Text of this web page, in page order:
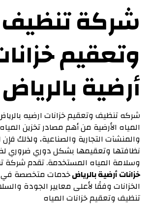
شركة تنظيف
وتعقيم
أرضية بالرياض
شركه تنظيف وتعقيم خزانات ارضيه
المياه الأرضية من أهم مصادر تخزين
والمنشآت التجارية والصناعية، ولذلك
نظافتها وتعقيمها بشكل دوري ضروري
وسلامة المياه المستخدمة. تقدم شركة
خزانات أرضية بالرياضخدمات متخصصة في
الخزانات وفقًا لأعلى معايير الجودة
تنظيف وتعقيم خزانات المياه